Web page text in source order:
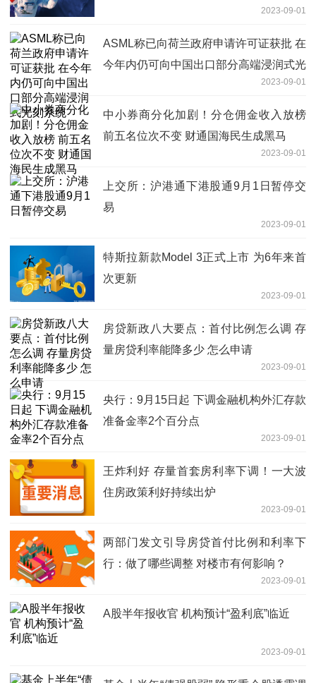
2023-09-01
ASML称已向荷兰政府申请许可证获批 在
今年内仍可向中国出口部分高端浸润式光
2023-09-01
中小券商分化加剧！分仓佣金收入放榜
前五名位次不变 财通国海民生成黑马
2023-09-01
上交所：沪港通下港股通9月1日暂停交
易
2023-09-01
特斯拉新款Model 3正式上市 为6年来首
次更新
2023-09-01
房贷新政八大要点：首付比例怎么调 存
量房贷利率能降多少 怎么申请
2023-09-01
央行：9月15日起 下调金融机构外汇存款
准备金率2个百分点
2023-09-01
王炸利好 存量首套房利率下调！一大波
住房政策利好持续出炉
2023-09-01
两部门发文引导房贷首付比例和利率下
行：做了哪些调整 对楼市有何影响？
2023-09-01
A股半年报收官 机构预计“盈利底”临近
2023-09-01